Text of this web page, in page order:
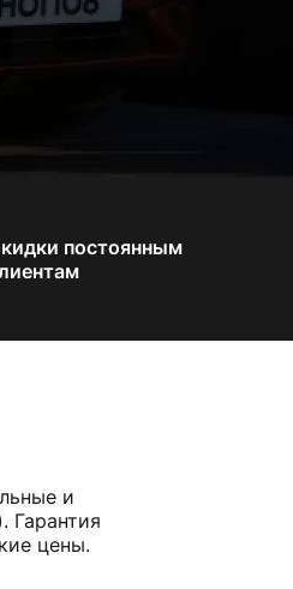
постоянным
и
Гарантия
цены.